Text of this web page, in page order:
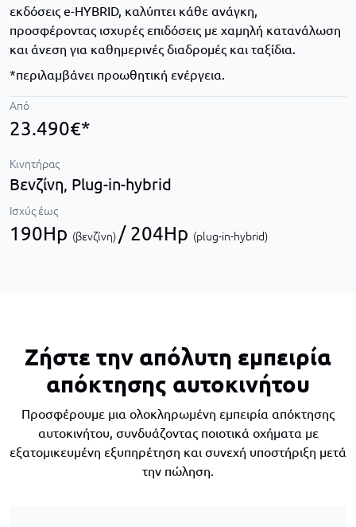
εκδόσεις e-HYBRID, καλύπτει κάθε ανάγκη,
προσφέροντας ισχυρές επιδόσεις με χαμηλή κατανάλωση
και άνεση για καθημερινές διαδρομές και ταξίδια.
*περιλαμβάνει προωθητική ενέργεια.
Από
23.490€*
Κινητήρας
Βενζίνη, Plug-in-hybrid
Ισχύς έως
190Hp (βενζίνη) / 204Hp (plug-in-hybrid)
Ζήστε την απόλυτη εμπειρία
απόκτησης αυτοκινήτου
Προσφέρουμε μια ολοκληρωμένη εμπειρία απόκτησης
αυτοκινήτου, συνδυάζοντας ποιοτικά οχήματα με
εξατομικευμένη εξυπηρέτηση και συνεχή υποστήριξη μετά
την πώληση.